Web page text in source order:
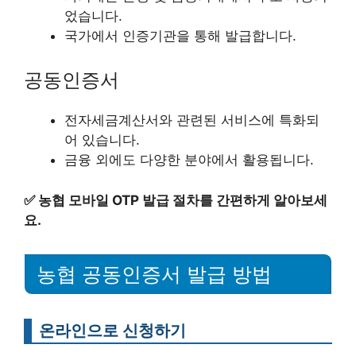
었습니다.
국가에서 인증기관을 통해 발급합니다.
공동인증서
전자세금계산서와 관련된 서비스에 특화되
어 있습니다.
금융 외에도 다양한 분야에서 활용됩니다.
✅ 농협 모바일 OTP 발급 절차를 간편하게 알아보세
요.
농협 공동인증서 발급 방법
온라인으로 신청하기